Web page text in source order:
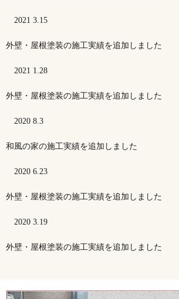
2021 3.15
外壁・屋根塗装の施工実績を追加しました
2021 1.28
外壁・屋根塗装の施工実績を追加しました
2020 8.3
和風の家の施工実績を追加しました
2020 6.23
外壁・屋根塗装の施工実績を追加しました
2020 3.19
外壁・屋根塗装の施工実績を追加しました